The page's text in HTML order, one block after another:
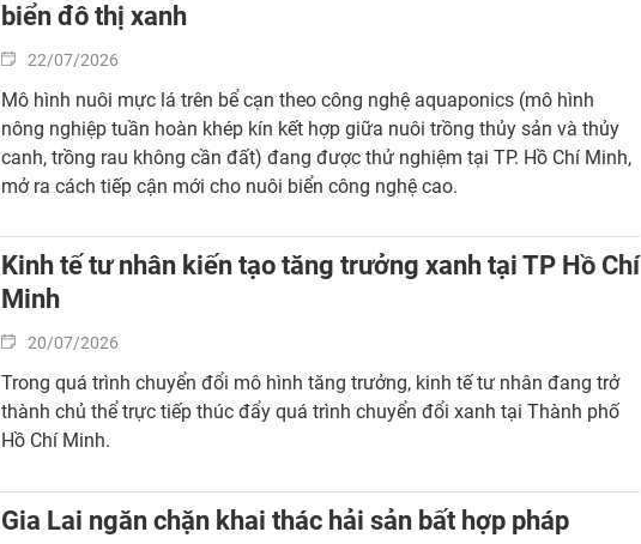
biển đô thị xanh
22/07/2026
Mô hình nuôi mực lá trên bể cạn theo công nghệ aquaponics (mô hình
nông nghiệp tuần hoàn khép kín kết hợp giữa nuôi trồng thủy sản và thủy
canh, trồng rau không cần đất) đang được thử nghiệm tại TP. Hồ Chí Minh,
mở ra cách tiếp cận mới cho nuôi biển công nghệ cao.
Kinh tế tư nhân kiến tạo tăng trưởng xanh tại TP Hồ Chí
Minh
20/07/2026
Trong quá trình chuyển đổi mô hình tăng trưởng, kinh tế tư nhân đang trở
thành chủ thể trực tiếp thúc đẩy quá trình chuyển đổi xanh tại Thành phố
Hồ Chí Minh.
Gia Lai ngăn chặn khai thác hải sản bất hợp pháp